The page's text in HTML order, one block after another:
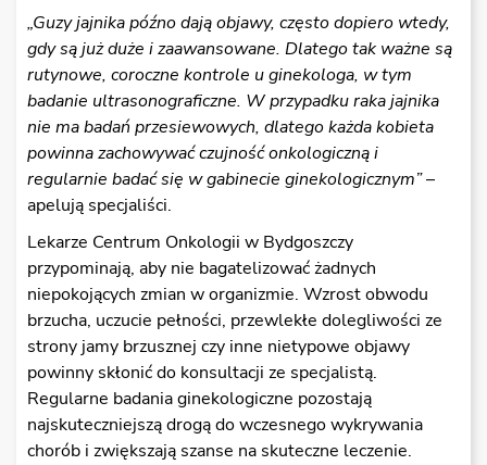
„Guzy jajnika późno dają objawy, często dopiero wtedy,
gdy są już duże i zaawansowane. Dlatego tak ważne są
rutynowe, coroczne kontrole u ginekologa, w tym
badanie ultrasonograficzne. W przypadku raka jajnika
nie ma badań przesiewowych, dlatego każda kobieta
powinna zachowywać czujność onkologiczną i
regularnie badać się w gabinecie ginekologicznym”–
apelują specjaliści.
Lekarze Centrum Onkologii w Bydgoszczy
przypominają, aby nie bagatelizować żadnych
niepokojących zmian w organizmie. Wzrost obwodu
brzucha, uczucie pełności, przewlekłe dolegliwości ze
strony jamy brzusznej czy inne nietypowe objawy
powinny skłonić do konsultacji ze specjalistą.
Regularne badania ginekologiczne pozostają
najskuteczniejszą drogą do wczesnego wykrywania
chorób i zwiększają szanse na skuteczne leczenie.